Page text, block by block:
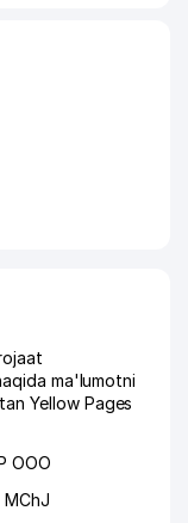
ma'lumotni
Yellow Pages
ООО
MChJ